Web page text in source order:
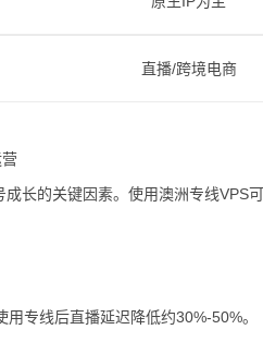
直播/跨境电商
长的关键因素。使用澳洲专线VPS可
专线后直播延迟降低约30%-50%。